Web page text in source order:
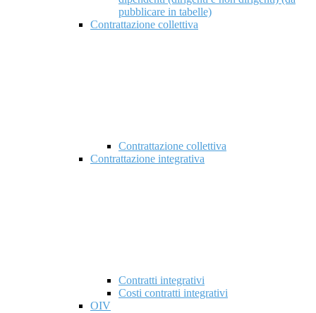
pubblicare in tabelle)
Contrattazione collettiva
Contrattazione collettiva
Contrattazione integrativa
Contratti integrativi
Costi contratti integrativi
OIV